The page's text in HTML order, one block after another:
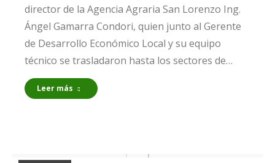
director de la Agencia Agraria San Lorenzo Ing.
Ángel Gamarra Condori, quien junto al Gerente
de Desarrollo Económico Local y su equipo
técnico se trasladaron hasta los sectores de…
Leer más